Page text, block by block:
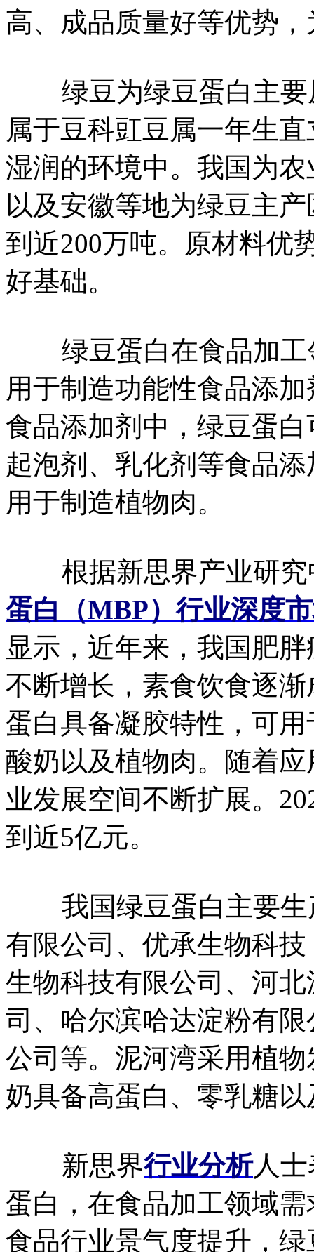
高、成品质量好等优势
绿豆为绿豆蛋白主要
属于豆科豇豆属一年生
湿润的环境中。我国为
以及安徽等地为绿豆主
到近200万吨。原材料优
好基础。
绿豆蛋白在食品加工
用于制造功能性食品添
食品添加剂中，绿豆蛋
起泡剂、乳化剂‌等食品
用于制造植物肉。
根据新思界产业研究
蛋白（MBP）行业深度
显示，近年来，我国肥
不断增长，素食饮食逐
蛋白具备凝胶特性，可
酸奶以及植物肉。随着
业发展空间不断扩展。
到近5亿元。
我国绿豆蛋白主要生
有限公司、优承生物科
生物科技有限公司、河
司、哈尔滨哈达淀粉有
公司等。泥河湾采用植
奶具备高蛋白、零乳糖
新思界行业分析人
蛋白，在食品加工领域
食品行业景气度提升，